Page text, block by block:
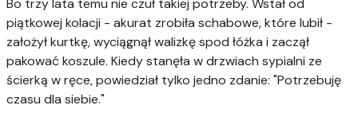
piątkowej kolacji - akurat zrobiła schabowe, które lubił -
założył kurtkę, wyciągnął walizkę spod łóżka i zaczął
pakować koszule. Kiedy stanęła w drzwiach sypialni ze
ścierką w ręce, powiedział tylko jedno zdanie: "Potrzebuję
czasu dla siebie."